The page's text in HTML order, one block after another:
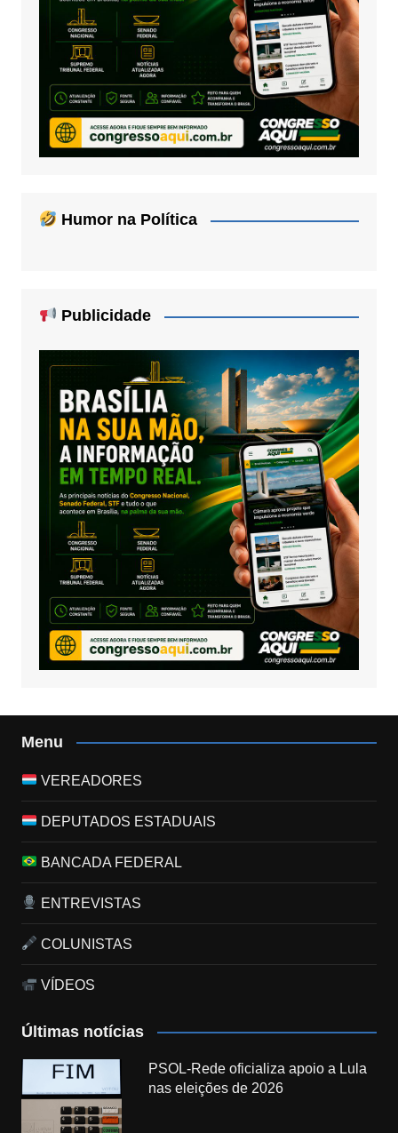
Humor na Política
Publicidade
Menu
VEREADORES
DEPUTADOS ESTADUAIS
BANCADA FEDERAL
ENTREVISTAS
COLUNISTAS
VÍDEOS
Últimas notícias
PSOL-Rede oficializa apoio a Lula
nas eleições de 2026